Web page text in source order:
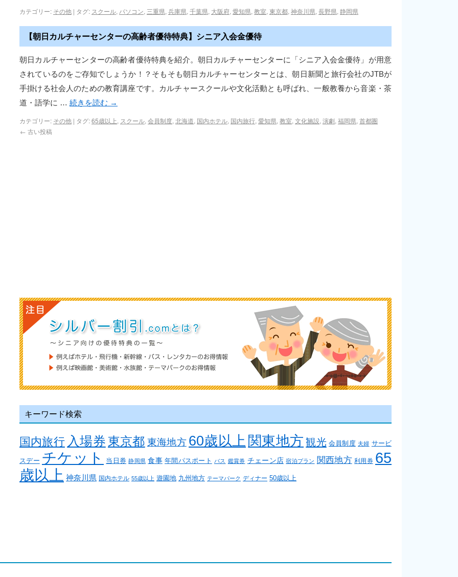
カテゴリー: その他 | タグ: スクール, パソコン, 三重県, 兵庫県, 千葉県, 大阪府, 愛知県, 教室, 東京都, 神奈川県, 長野県, 静岡県
【朝日カルチャーセンターの高齢者優待特典】シニア入会金優待
朝日カルチャーセンターの高齢者優待特典を紹介。朝日カルチャーセンターに「シニア入会金優待」が用意
されているのをご存知でしょうか！？そもそも朝日カルチャーセンターとは、朝日新聞と旅行会社のJTBが
手掛ける社会人のための教育講座です。カルチャースクールや文化活動とも呼ばれ、一般教養から音楽・茶
道・語学に … 続きを読む →
カテゴリー: その他 | タグ:65歳以上, スクール, 会員制度, 北海道, 国内ホテル, 国内旅行, 愛知県, 教室, 文化施設, 演劇, 福岡県, 首都圏
← 古い投稿
キーワード検索
国内旅行 入場券 東京都 東海地方 60歳以上 関東地方 観光 会員制度 夫婦 サービ
スデー チケット 当日券 静岡県 食事 年間パスポート バス 鑑賞券 チェーン店 宿泊プラン 関西地方 利用券 65
歳以上 神奈川県 国内ホテル 55歳以上 遊園地 九州地方 テーマパーク ディナー 50歳以上